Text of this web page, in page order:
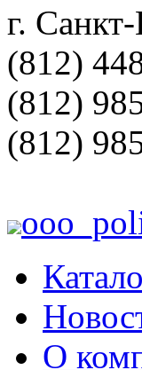
г.
(812)
(812)
(812)
О